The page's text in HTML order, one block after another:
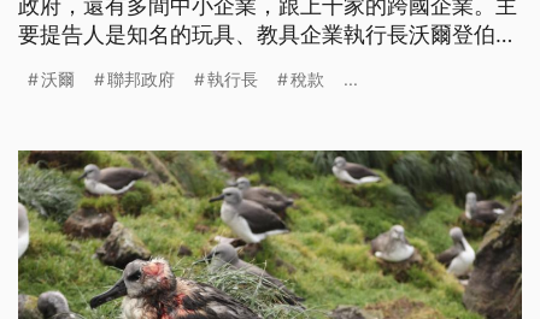
政府，還有多間中小企業，跟上千家的跨國企業。主
要提告人是知名的玩具、教具企業執行長沃爾登伯
法，希望政府趕快退還違法徵收的稅款。
沃爾 聯邦政府 執行長 稅款 ...